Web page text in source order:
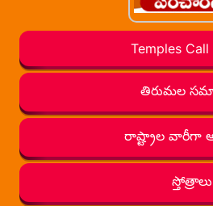
Temples Call
తిరుమల
రాష్ట్రాల వారీగా
స్తోత్రాలు